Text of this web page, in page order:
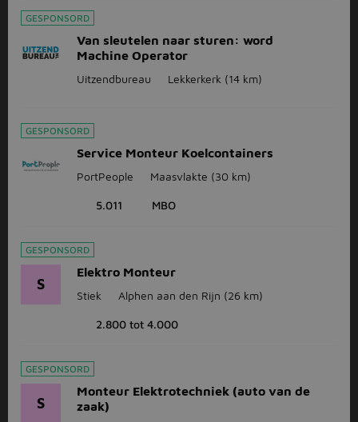
GESPONSORD
Van sleutelen naar sturen: word
Machine Operator
Uitzendbureau Lekkerkerk (14 km)
GESPONSORD
Service Monteur Koelcontainers
PortPeople Maasvlakte (30 km)
5.011 MBO
GESPONSORD
S
Elektro Monteur
Stiek Alphen aan den Rijn (26 km)
2.800 tot 4.000
GESPONSORD
S
Monteur Elektrotechniek (auto van de
zaak)